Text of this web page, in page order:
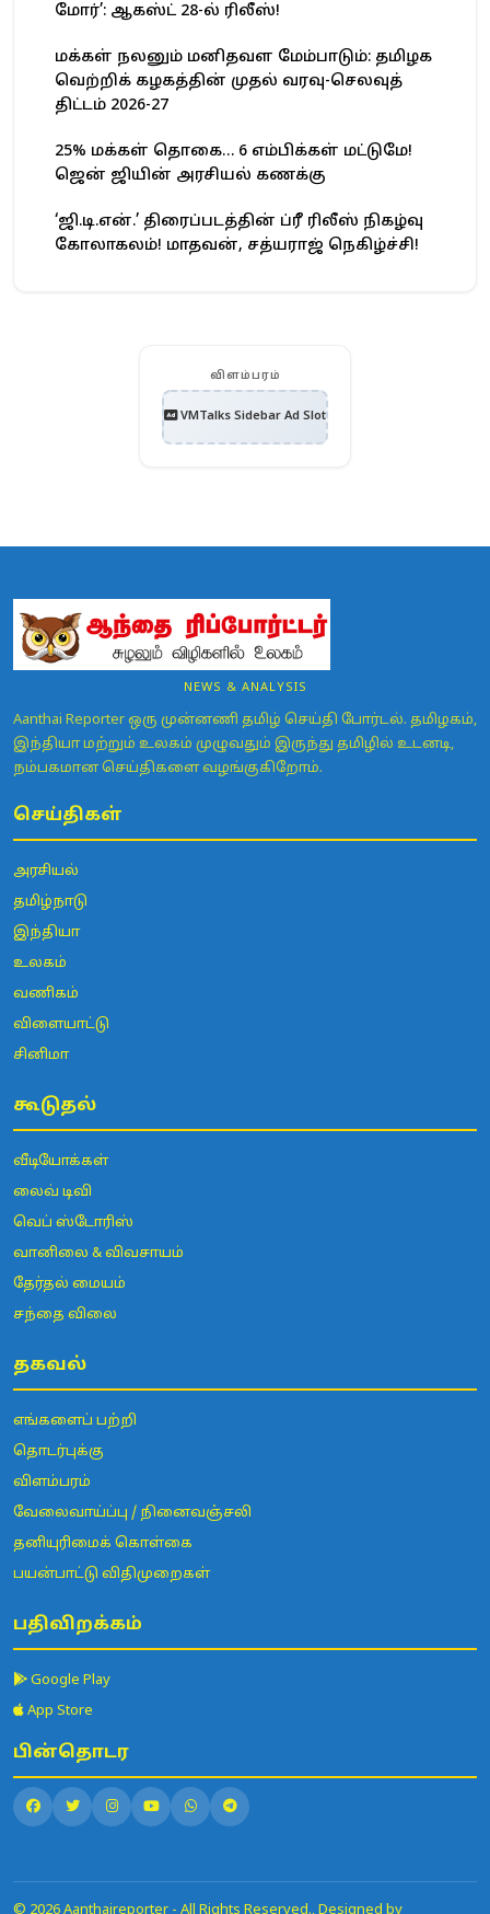
மோர்’: ஆகஸ்ட் 28-ல் ரிலீஸ்!
மக்கள் நலனும் மனிதவள மேம்பாடும்: தமிழக
வெற்றிக் கழகத்தின் முதல் வரவு-செலவுத்
திட்டம் 2026-27
25% மக்கள் தொகை… 6 எம்பிக்கள் மட்டுமே!
ஜென் ஜியின் அரசியல் கணக்கு
‘ஜி.டி.என்.’ திரைப்படத்தின் ப்ரீ ரிலீஸ் நிகழ்வு
கோலாகலம்! மாதவன், சத்யராஜ் நெகிழ்ச்சி!
விளம்பரம்
VMTalks Sidebar Ad Slot
NEWS & ANALYSIS
Aanthai Reporter ஒரு முன்னணி தமிழ் செய்தி போர்டல். தமிழகம்,
இந்தியா மற்றும் உலகம் முழுவதும் இருந்து தமிழில் உடனடி,
நம்பகமான செய்திகளை வழங்குகிறோம்.
செய்திகள்
அரசியல்
தமிழ்நாடு
இந்தியா
உலகம்
வணிகம்
விளையாட்டு
சினிமா
கூடுதல்
வீடியோக்கள்
லைவ் டிவி
வெப் ஸ்டோரிஸ்
வானிலை & விவசாயம்
தேர்தல் மையம்
சந்தை விலை
தகவல்
எங்களைப் பற்றி
தொடர்புக்கு
விளம்பரம்
வேலைவாய்ப்பு / நினைவஞ்சலி
தனியுரிமைக் கொள்கை
பயன்பாட்டு விதிமுறைகள்
பதிவிறக்கம்
Google Play
App Store
பின்தொடர
© 2026 Aanthaireporter - All Rights Reserved., Designed by